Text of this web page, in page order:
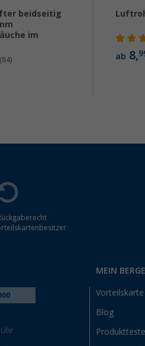
beidseitig
im
(84) ab 8,
Uhr
MEIN
Vorteilskarte
Blog